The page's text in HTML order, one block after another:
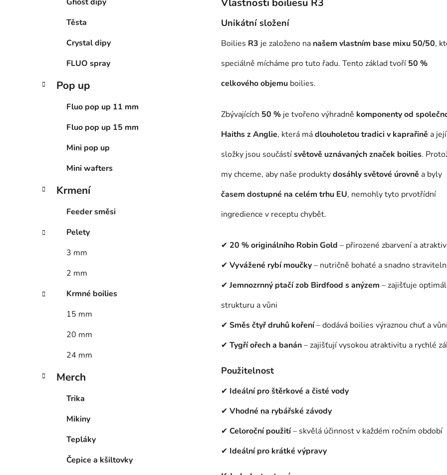
Těsta
Crystal dipy
FLUO spray
Pop up
Fluo pop up 11 mm
Fluo pop up 15 mm
Mini pop up
Mini wafters
Krmení
Feeder směsi
Pelety
3 mm
2 mm
Krmné boilies
15 mm
20 mm
24 mm
Merch
Trika
Mikiny
Tepláky
Čepice a kšiltovky
Vlastnosti boiliesu R3
Unikátní složení
Boilies R3 je založeno na našem vlastním base mixu 50/50,
speciálně mícháme pro tuto řadu. Tento základ tvoří 50 %
celkového objemu boilies.
Zbývajících 50 % je tvořeno výhradně komponenty od
Haiths z Anglie, která mádlouholetou tradici v kaprařině a její
složky jsou součástísvětově uznávaných značek boilies.
my chceme, aby naše produktydosáhly světové úrovně a byly
časem dostupné na celém trhu EU, nemohly tyto prvotřídní
ingredience v receptu chybět.
✔ 20 % originálního Robin Gold – přirozené zbarvení a
✔ Vyvážené rybí moučky– nutričně bohaté a snadno
✔ Jemnozrnný ptačí zob Birdfood s anýzem – zajišťuje
strukturu a vůni
✔ Směs čtyř druhů koření– dodává boilies výraznou chuť a vůni
✔ Tygří ořech a banán– zajišťují vysokou atraktivitu a rychlé
Použitelnost
✔ Ideální pro štěrkové a čisté vody
✔ Vhodné na rybářské závody
✔ Celoroční použití– skvělá účinnost v každém ročním období
✔ Ideální pro krátké výpravy